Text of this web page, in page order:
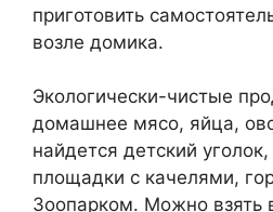
приготовить
возле домика.
Экологически-чистые
домашнее мясо, яйца,
найдется детский
площадки с качелями,
Зоопарком. Можно взять